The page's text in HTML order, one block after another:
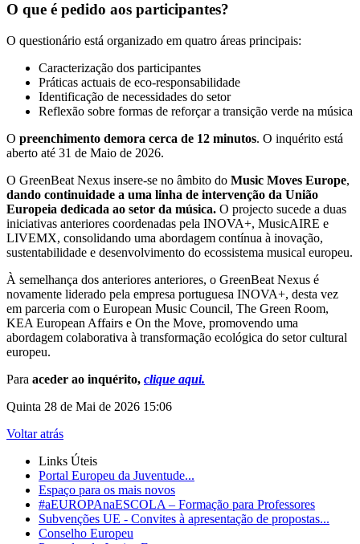
O que é pedido aos participantes?
O questionário está organizado em quatro áreas principais:
Caracterização dos participantes
Práticas actuais de eco-responsabilidade
Identificação de necessidades do setor
Reflexão sobre formas de reforçar a transição verde na música
O preenchimento demora cerca de 12 minutos. O inquérito está
aberto até 31 de Maio de 2026.
O GreenBeat Nexus insere-se no âmbito do Music Moves Europe,
dando continuidade a uma linha de intervenção da União
Europeia dedicada ao setor da música. O projecto sucede a duas
iniciativas anteriores coordenadas pela INOVA+, MusicAIRE e
LIVEMX, consolidando uma abordagem contínua à inovação,
sustentabilidade e desenvolvimento do ecossistema musical europeu.
À semelhança dos anteriores anteriores, o GreenBeat Nexus é
novamente liderado pela empresa portuguesa INOVA+, desta vez
em parceria com o European Music Council, The Green Room,
KEA European Affairs e On the Move, promovendo uma
abordagem colaborativa à transformação ecológica do setor cultural
europeu.
Para aceder ao inquérito, clique aqui.
Quinta 28 de Mai de 2026 15:06
Voltar atrás
Links Úteis
Portal Europeu da Juventude...
Espaço para os mais novos
#aEUROPAnaESCOLA – Formação para Professores
Subvenções UE - Convites à apresentação de propostas...
Conselho Europeu